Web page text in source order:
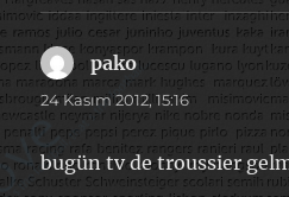
pakodedi
ki:
24 Kasım 2012, 15:16
bugün tv de troussier